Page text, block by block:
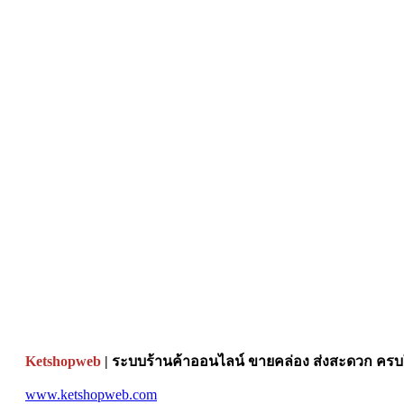
Ketshopweb | ระบบร้านค้าออนไลน์ ขายคล่อง ส่งสะดวก ครบ
www.ketshopweb.com